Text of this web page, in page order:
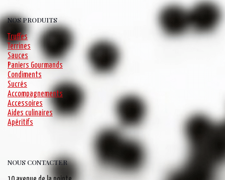
NOS PRODUITS
Truffes
Terrines
Sauces
Paniers Gourmands
Condiments
Sucrés
Accompagnements
Accessoires
Aides culinaires
Apéritifs
NOUS CONTACTER